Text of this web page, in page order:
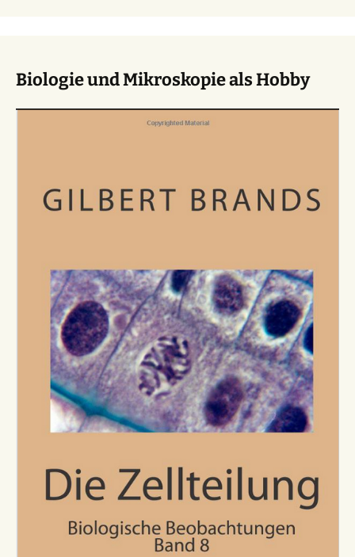
Biologie und Mikroskopie als Hobby